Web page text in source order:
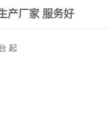
产厂家 服务好
起